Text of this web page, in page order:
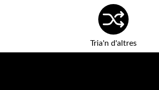
Tria'n d'altres